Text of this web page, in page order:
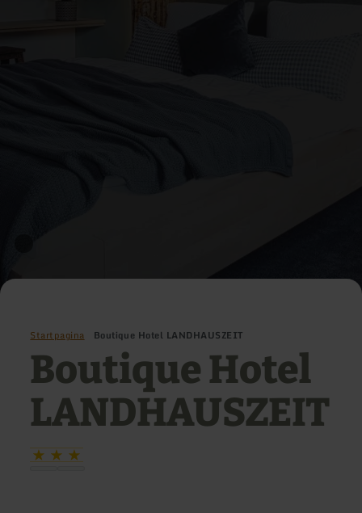
Startpagina Boutique Hotel LANDHAUSZEIT
Boutique Hotel
LANDHAUSZEIT